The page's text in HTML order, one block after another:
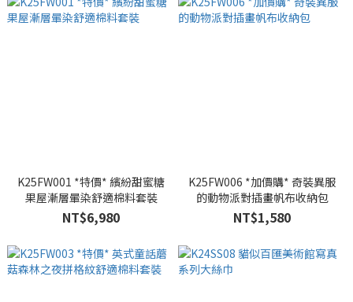
K25FW001 *特價* 繽紛甜蜜糖
果屋漸層暈染舒適棉料套裝
NT$6,980
K25FW006 *加價購* 奇裝異服
的動物派對插畫帆布收納包
NT$1,580